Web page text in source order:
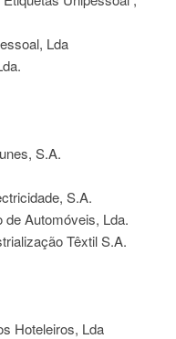
Lda
S.A.
S.A.
Automóveis, Lda.
Têxtil S.A.
Hoteleiros, Lda